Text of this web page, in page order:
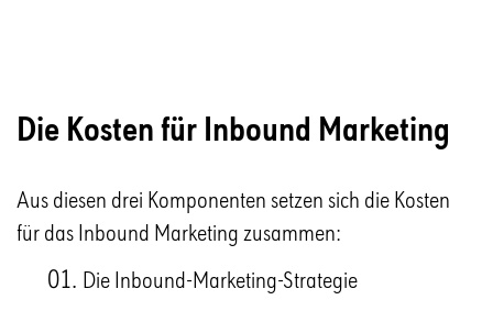
Die Kosten für Inbound Marketing
Aus diesen drei Komponenten setzen sich die Kosten
für das Inbound Marketing zusammen:
Die Inbound-Marketing-Strategie